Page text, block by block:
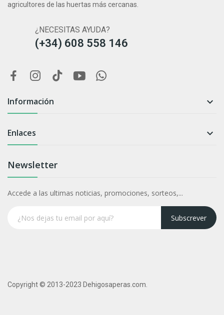
agricultores de las huertas más cercanas.
¿NECESITAS AYUDA?
(+34) 608 558 146
Información 
Enlaces 
Newsletter
Accede a las ultimas noticias, promociones, sorteos,...
Subscrever
Copyright © 2013-2023 Dehigosaperas.com.